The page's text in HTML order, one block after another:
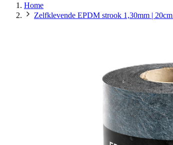
Home
Zelfklevende EPDM strook 1,30mm |